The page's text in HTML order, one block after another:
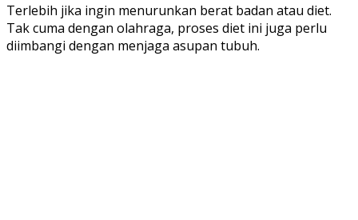
Terlebih jika ingin menurunkan berat badan atau diet.
Tak cuma dengan olahraga, proses diet ini juga perlu
diimbangi dengan menjaga asupan tubuh.